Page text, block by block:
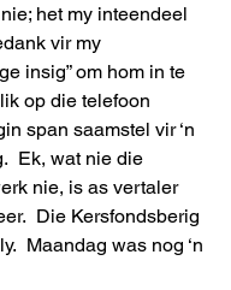
het my inteendeel
vir my
insig” om hom in te
op die telefoon
span saamstel vir ‘n
Ek, wat nie die
nie, is as vertaler
Die Kersfondsberig
Maandag was nog ‘n